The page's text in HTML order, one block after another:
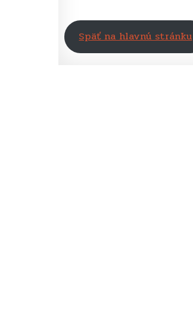
Späť na hlavnú stránku